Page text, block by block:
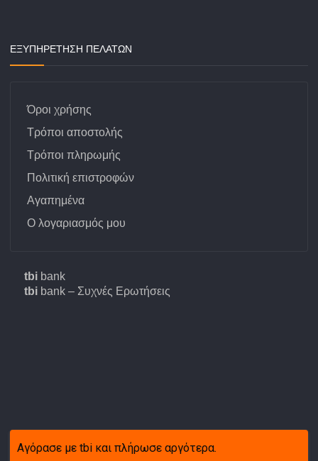
ΕΞΥΠΗΡΕΤΗΣΗ ΠΕΛΑΤΩΝ
Όροι χρήσης
Τρόποι αποστολής
Τρόποι πληρωμής
Πολιτική επιστροφών
Αγαπημένα
Ο λογαριασμός μου
tbi bank
tbi bank – Συχνές Ερωτήσεις
Αγόρασε με tbi και πλήρωσε αργότερα.